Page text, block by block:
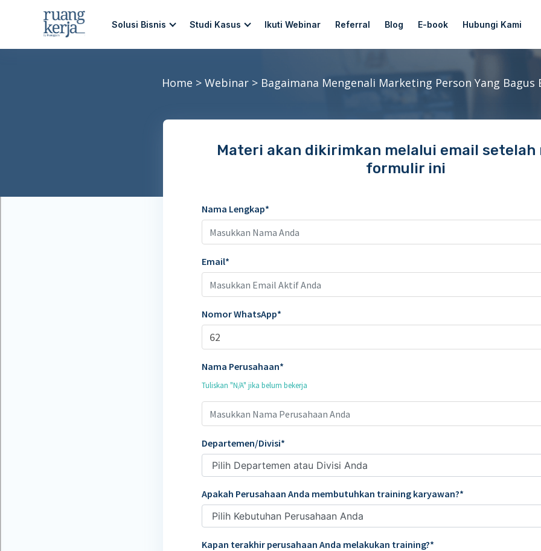
Solusi Bisnis Studi Kasus Ikuti Webinar Referral Blog E-book Hubungi Kami
Home > Webinar> Bagaimana Mengenali Marketing Person Yang Bagus
Materi akan dikirimkan melalui email setelah
formulir ini
Nama Lengkap
Email
Nomor WhatsApp
Nama Perusahaan
Tuliskan "N/A" jika belum bekerja
Departemen/Divisi
Apakah Perusahaan Anda membutuhkan training karyawan?
Kapan terakhir perusahaan Anda melakukan training?